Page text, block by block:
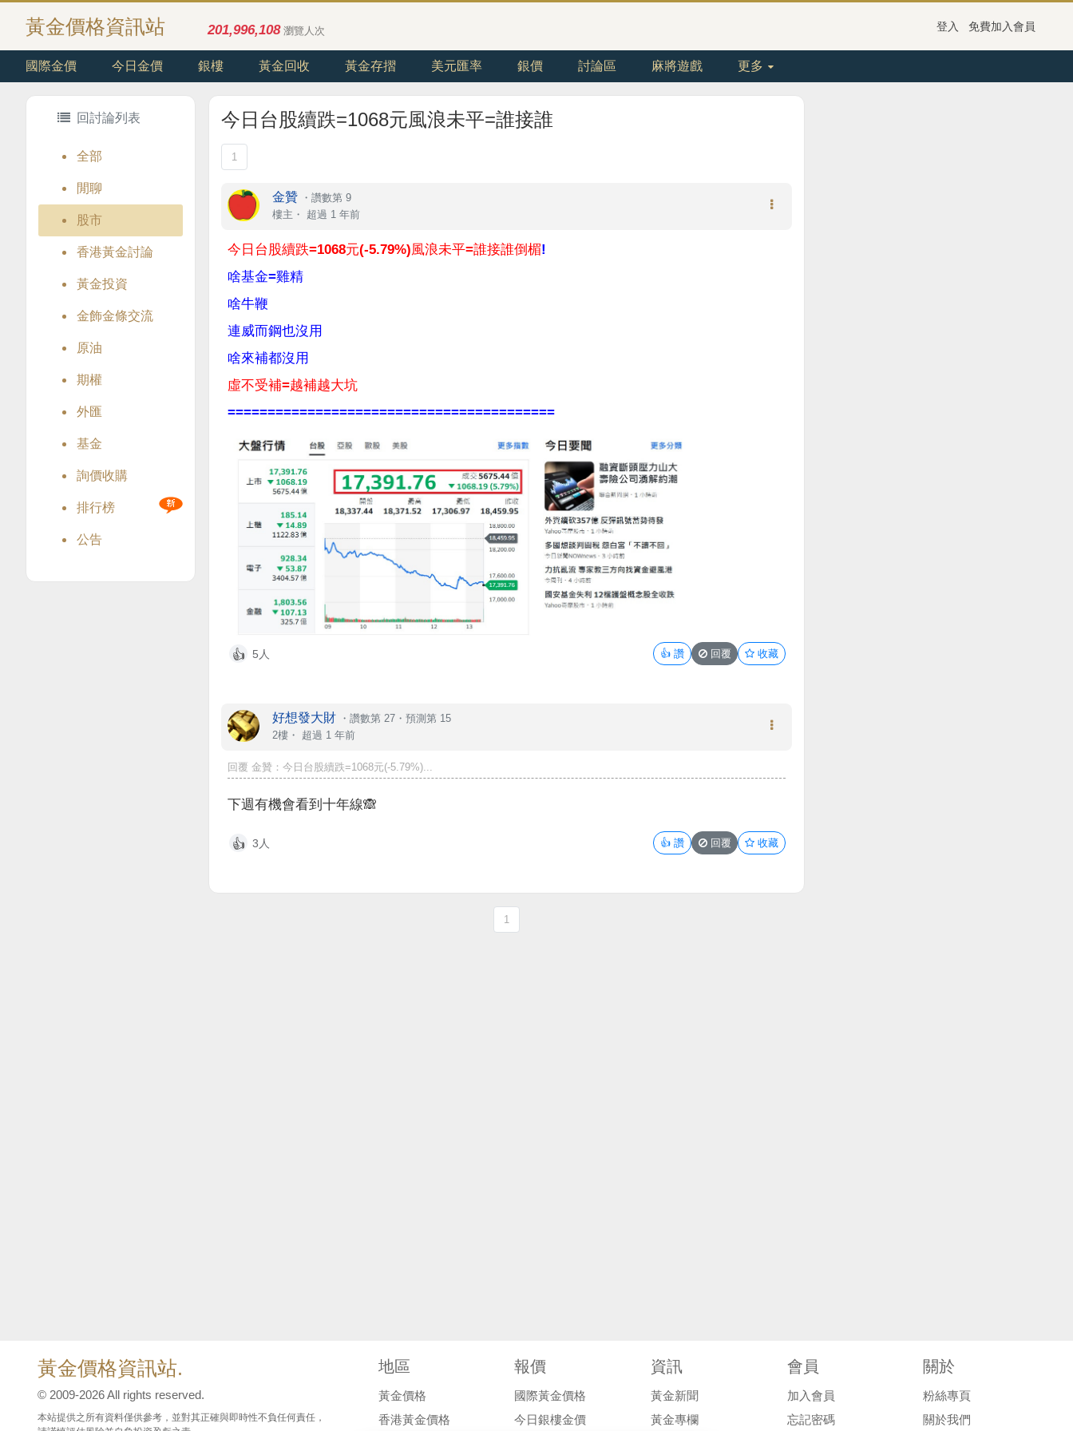
黃金價格資訊站 201,996,108 瀏覽人次 登入 免費加入會員
國際金價 今日金價 銀樓 黃金回收 黃金存摺 美元匯率 銀價 討論區 麻將遊戲 更多
回討論列表
全部
閒聊
股市
香港黃金討論
黃金投資
金飾金條交流
原油
期權
外匯
基金
詢價收購
排行榜
公告
今日台股續跌=1068元風浪未平=誰接誰
1
金贊 ・讚數第 9
樓主 ・ 超過 1 年前
今日台股續跌=1068元(-5.79%)風浪未平=誰接誰倒楣!
啥基金=雞精
啥牛鞭
連威而鋼也沒用
啥來補都沒用
虛不受補=越補越大坑
=========================================
👍 5人 👍 讚 回覆 收藏
好想發大財 ・讚數第 27 ・預測第 15
2樓・ 超過 1 年前
回覆 金贊：今日台股續跌=1068元(-5.79%)...
下週有機會看到十年線🙈
👍 3人 👍 讚 回覆 收藏
1
黃金價格資訊站.
© 2009-2026 All rights reserved.
本站提供之所有資料僅供參考，並對其正確與即時性不負任何責任，
地區
黃金價格
香港黃金價格
報價
國際黃金價格
今日銀樓金價
資訊
黃金新聞
黃金專欄
會員
加入會員
忘記密碼
關於
粉絲專頁
關於我們